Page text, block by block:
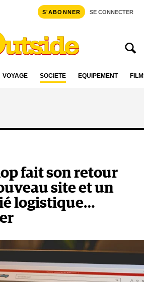
S'ABONNER SE CONNECTER
VOYAGE SOCIÉTÉ ÉQUIPEMENT
fait son retour
site et un
logistique…